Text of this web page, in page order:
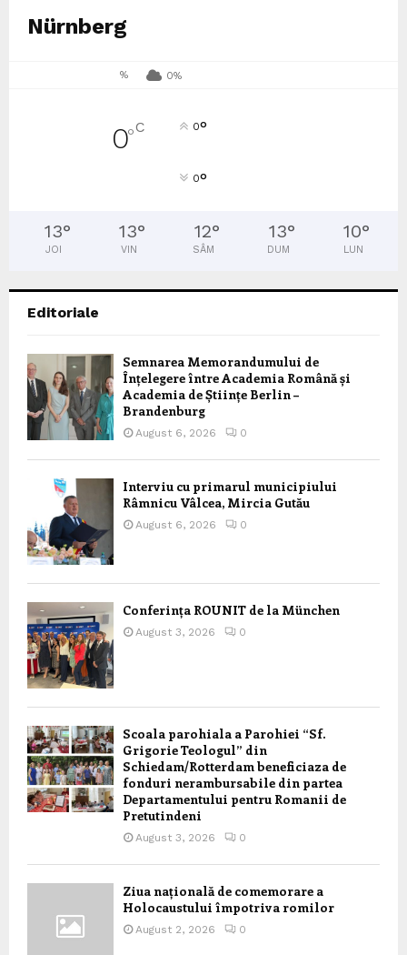
Nürnberg
% 0%
0°C 0°
0°
13°
JOI
13°
VIN
12°
SÂM
13°
DUM
10°
LUN
Editoriale
Semnarea Memorandumului de
Înțelegere între Academia Română și
Academia de Științe Berlin –
Brandenburg
August 6, 2026 0
Interviu cu primarul municipiului
Râmnicu Vâlcea, Mircia Gutău
August 6, 2026 0
Conferința ROUNIT de la München
August 3, 2026 0
Scoala parohiala a Parohiei “Sf.
Grigorie Teologul” din
Schiedam/Rotterdam beneficiaza de
fonduri nerambursabile din partea
Departamentului pentru Romanii de
Pretutindeni
August 3, 2026 0
Ziua națională de comemorare a
Holocaustului împotriva romilor
August 2, 2026 0